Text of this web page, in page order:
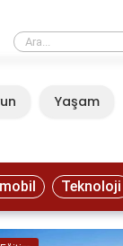
GO kurye ne iş
Yaşam
Teknoloji